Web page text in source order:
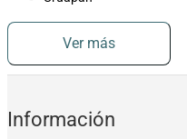
Ver más
Información